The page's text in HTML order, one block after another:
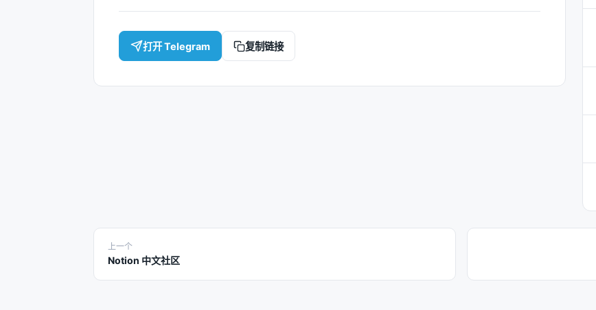
打开 Telegram 复制链接
上一个
Notion 中文社区